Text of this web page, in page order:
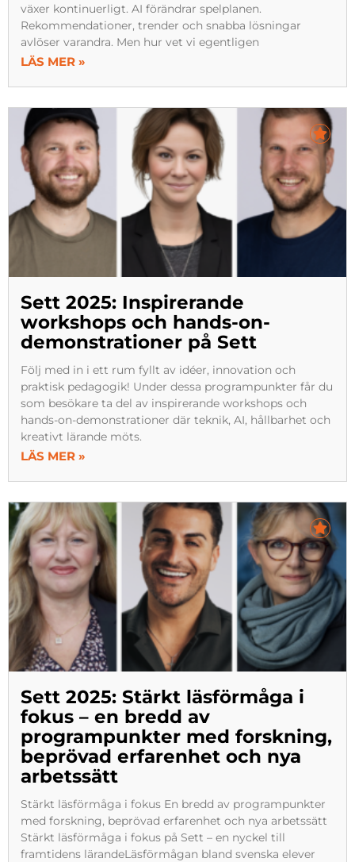
växer kontinuerligt. AI förändrar spelplanen.
Rekommendationer, trender och snabba lösningar
avlöser varandra. Men hur vet vi egentligen
LÄS MER »
Sett 2025: Inspirerande
workshops och hands-on-
demonstrationer på Sett
Följ med in i ett rum fyllt av idéer, innovation och
praktisk pedagogik! Under dessa programpunkter får du
som besökare ta del av inspirerande workshops och
hands-on-demonstrationer där teknik, AI, hållbarhet och
kreativt lärande möts.
LÄS MER »
Sett 2025: Stärkt läsförmåga i
fokus – en bredd av
programpunkter med forskning,
beprövad erfarenhet och nya
arbetssätt
Stärkt läsförmåga i fokus En bredd av programpunkter
med forskning, beprövad erfarenhet och nya arbetssätt
Stärkt läsförmåga i fokus på Sett – en nyckel till
framtidens lärandeLäsförmågan bland svenska elever